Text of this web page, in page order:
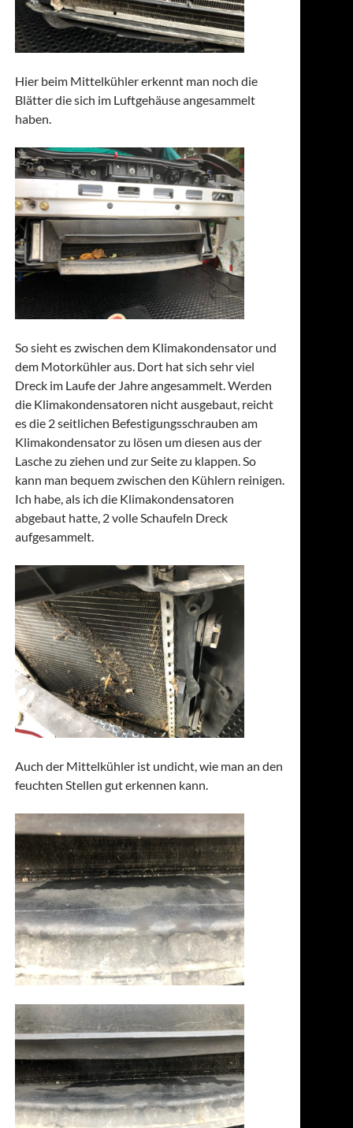
Hier beim Mittelkühler erkennt man noch die
Blätter die sich im Luftgehäuse angesammelt
haben.
So sieht es zwischen dem Klimakondensator und
dem Motorkühler aus. Dort hat sich sehr viel
Dreck im Laufe der Jahre angesammelt. Werden
die Klimakondensatoren nicht ausgebaut, reicht
es die 2 seitlichen Befestigungsschrauben am
Klimakondensator zu lösen um diesen aus der
Lasche zu ziehen und zur Seite zu klappen. So
kann man bequem zwischen den Kühlern reinigen.
Ich habe, als ich die Klimakondensatoren
abgebaut hatte, 2 volle Schaufeln Dreck
aufgesammelt.
Auch der Mittelkühler ist undicht, wie man an den
feuchten Stellen gut erkennen kann.